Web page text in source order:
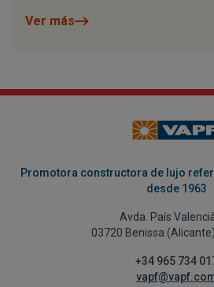
Ver más
Promotora constructora de lujo
desde 1963
Avda. País
03720 Benissa
+34 965 734